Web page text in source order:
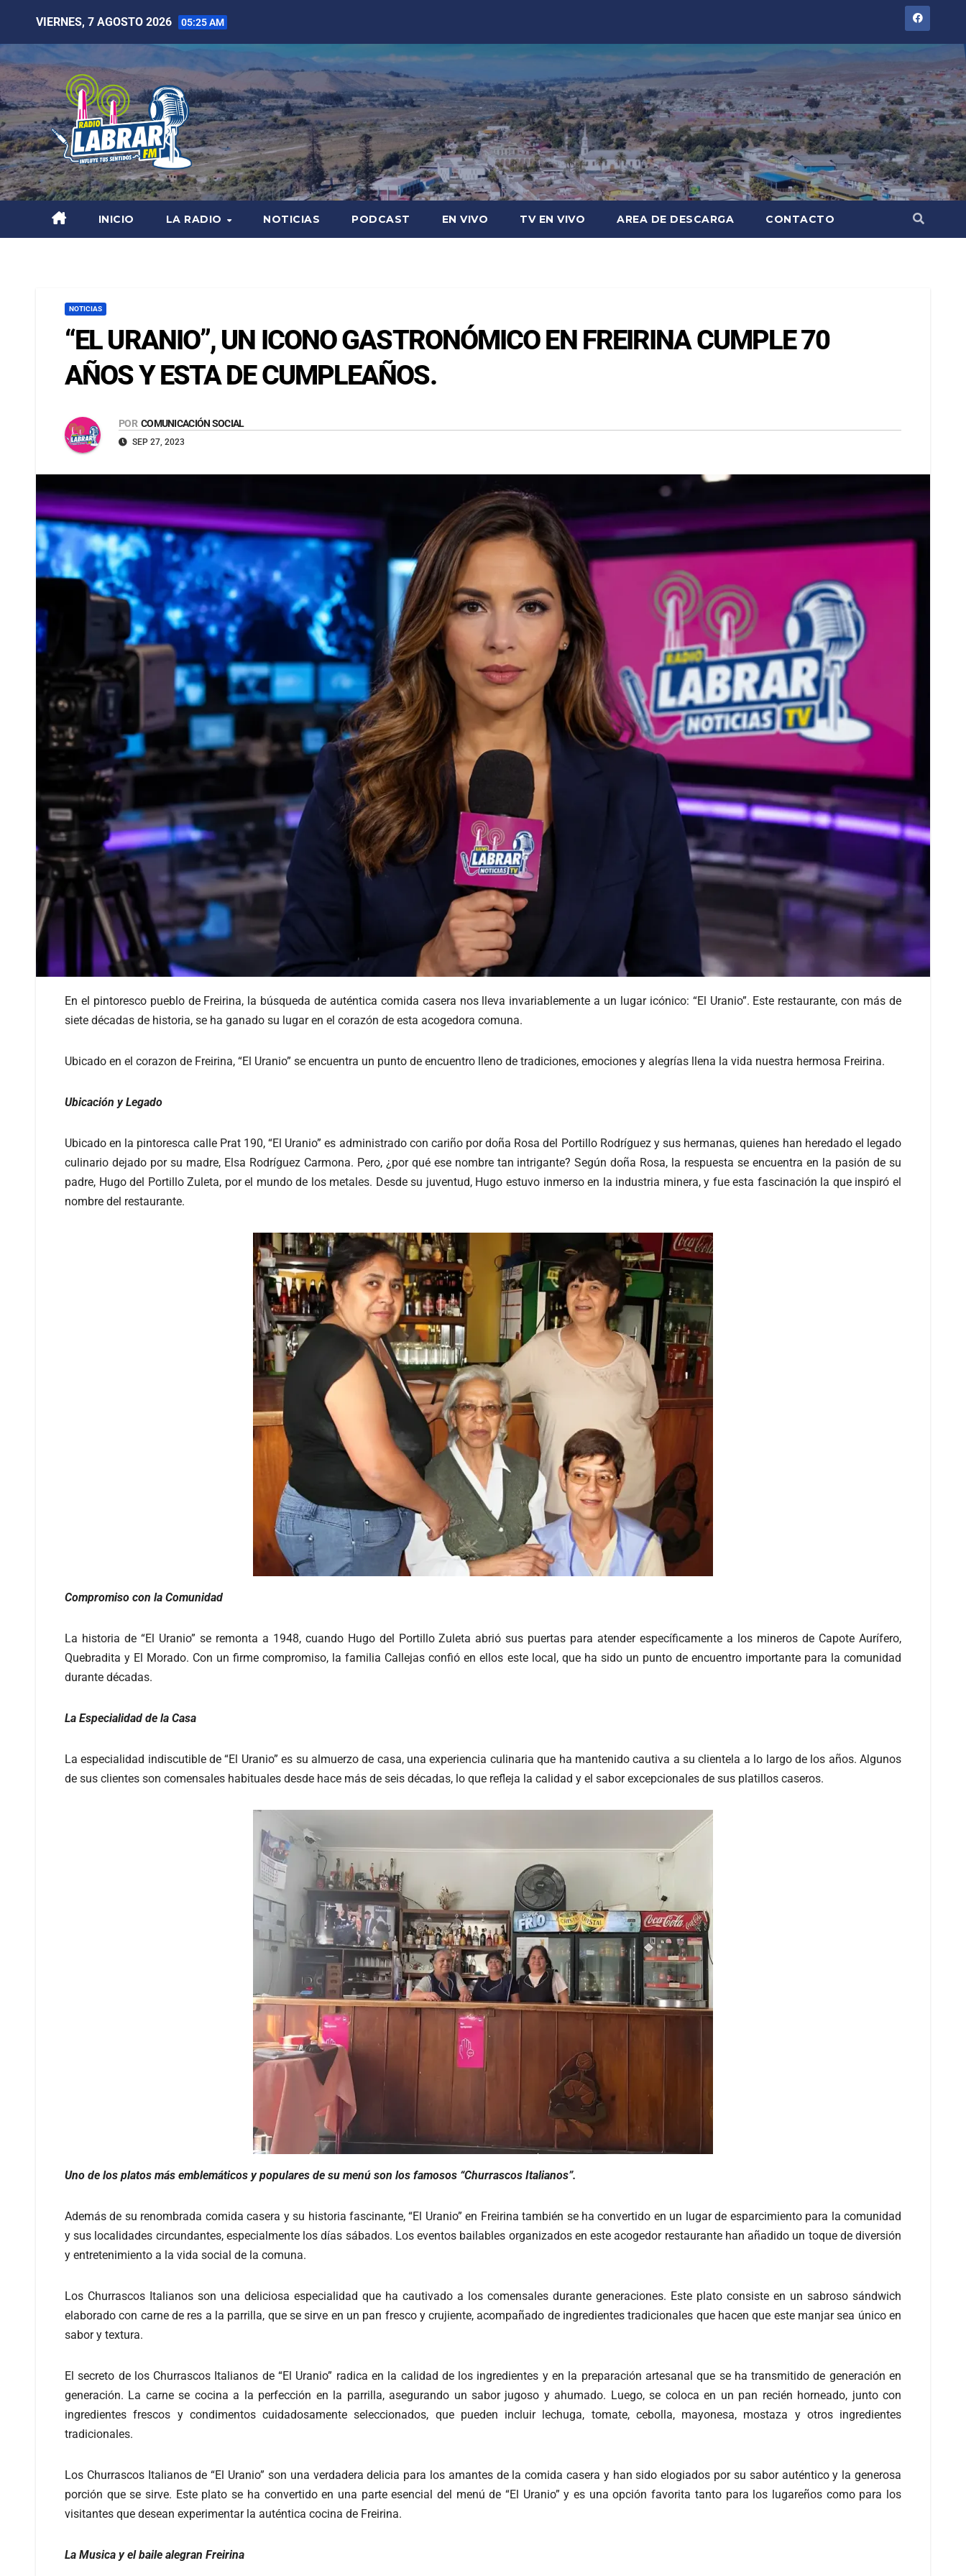
VIERNES, 7 AGOSTO 2026 05:25 AM
INICIO LA RADIO NOTICIAS PODCAST EN VIVO TV EN VIVO AREA DE DESCARGA CONTACTO
NOTICIAS
“EL URANIO”, UN ICONO GASTRONÓMICO EN FREIRINA CUMPLE 70
AÑOS Y ESTA DE CUMPLEAÑOS.
POR COMUNICACIÓN SOCIAL
SEP 27, 2023
En el pintoresco pueblo de Freirina, la búsqueda de auténtica comida casera nos lleva invariablemente a un lugar icónico: “El Uranio”. Este restaurante, con más de
siete décadas de historia, se ha ganado su lugar en el corazón de esta acogedora comuna.
Ubicado en el corazon de Freirina, “El Uranio” se encuentra un punto de encuentro lleno de tradiciones, emociones y alegrías llena la vida nuestra hermosa Freirina.
Ubicación y Legado
Ubicado en la pintoresca calle Prat 190, “El Uranio” es administrado con cariño por doña Rosa del Portillo Rodríguez y sus hermanas, quienes han heredado el legado
culinario dejado por su madre, Elsa Rodríguez Carmona. Pero, ¿por qué ese nombre tan intrigante? Según doña Rosa, la respuesta se encuentra en la pasión de su
padre, Hugo del Portillo Zuleta, por el mundo de los metales. Desde su juventud, Hugo estuvo inmerso en la industria minera, y fue esta fascinación la que inspiró el
nombre del restaurante.
Compromiso con la Comunidad
La historia de “El Uranio” se remonta a 1948, cuando Hugo del Portillo Zuleta abrió sus puertas para atender específicamente a los mineros de Capote Aurífero,
Quebradita y El Morado. Con un firme compromiso, la familia Callejas confió en ellos este local, que ha sido un punto de encuentro importante para la comunidad
durante décadas.
La Especialidad de la Casa
La especialidad indiscutible de “El Uranio” es su almuerzo de casa, una experiencia culinaria que ha mantenido cautiva a su clientela a lo largo de los años. Algunos
de sus clientes son comensales habituales desde hace más de seis décadas, lo que refleja la calidad y el sabor excepcionales de sus platillos caseros.
Uno de los platos más emblemáticos y populares de su menú son los famosos “Churrascos Italianos”.
Además de su renombrada comida casera y su historia fascinante, “El Uranio” en Freirina también se ha convertido en un lugar de esparcimiento para la comunidad
y sus localidades circundantes, especialmente los días sábados. Los eventos bailables organizados en este acogedor restaurante han añadido un toque de diversión
y entretenimiento a la vida social de la comuna.
Los Churrascos Italianos son una deliciosa especialidad que ha cautivado a los comensales durante generaciones. Este plato consiste en un sabroso sándwich
elaborado con carne de res a la parrilla, que se sirve en un pan fresco y crujiente, acompañado de ingredientes tradicionales que hacen que este manjar sea único en
sabor y textura.
El secreto de los Churrascos Italianos de “El Uranio” radica en la calidad de los ingredientes y en la preparación artesanal que se ha transmitido de generación en
generación. La carne se cocina a la perfección en la parrilla, asegurando un sabor jugoso y ahumado. Luego, se coloca en un pan recién horneado, junto con
ingredientes frescos y condimentos cuidadosamente seleccionados, que pueden incluir lechuga, tomate, cebolla, mayonesa, mostaza y otros ingredientes
tradicionales.
Los Churrascos Italianos de “El Uranio” son una verdadera delicia para los amantes de la comida casera y han sido elogiados por su sabor auténtico y la generosa
porción que se sirve. Este plato se ha convertido en una parte esencial del menú de “El Uranio” y es una opción favorita tanto para los lugareños como para los
visitantes que desean experimentar la auténtica cocina de Freirina.
La Musica y el baile alegran Freirina